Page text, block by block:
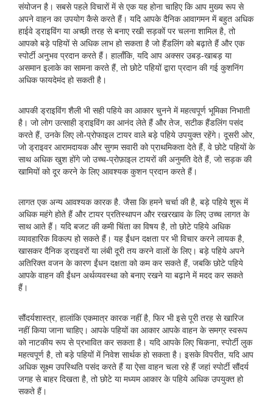
संयोजन है। सबसे पहले विचारों में से एक यह होना चाहिए कि आप मुख्य रूप से
अपने वाहन का उपयोग कैसे करते हैं। यदि आपके दैनिक आवागमन में बहुत अधिक
हाईवे ड्राइविंग या अच्छी तरह से बनाए रखी सड़कों पर चलना शामिल है, तो
आपको बड़े पहियों से अधिक लाभ हो सकता है जो हैंडलिंग को बढ़ाते हैं और एक
स्पोर्टी अनुभव प्रदान करते हैं। हालाँकि, यदि आप अक्सर उबड़-खाबड़ या
असमान इलाके का सामना करते हैं, तो छोटे पहियों द्वारा प्रदान की गई कुशनिंग
अधिक फायदेमंद हो सकती है।
आपकी ड्राइविंग शैली भी सही पहिये का आकार चुनने में महत्वपूर्ण भूमिका निभाती
है। जो लोग उत्साही ड्राइविंग का आनंद लेते हैं और तेज, सटीक हैंडलिंग पसंद
करते हैं, उनके लिए लो-प्रोफाइल टायर वाले बड़े पहिये उपयुक्त रहेंगे। दूसरी ओर,
जो ड्राइवर आरामदायक और सुगम सवारी को प्राथमिकता देते हैं, वे छोटे पहियों के
साथ अधिक खुश होंगे जो उच्च-प्रोफ़ाइल टायरों की अनुमति देते हैं, जो सड़क की
खामियों को दूर करने के लिए आवश्यक कुशन प्रदान करते हैं।
लागत एक अन्य आवश्यक कारक है. जैसा कि हमने चर्चा की है, बड़े पहिये शुरू में
अधिक महंगे होते हैं और टायर प्रतिस्थापन और रखरखाव के लिए उच्च लागत के
साथ आते हैं। यदि बजट की कमी चिंता का विषय है, तो छोटे पहिये अधिक
व्यावहारिक विकल्प हो सकते हैं। यह ईंधन दक्षता पर भी विचार करने लायक है,
खासकर दैनिक ड्राइवरों या लंबी दूरी तय करने वालों के लिए। बड़े पहिये अपने
अतिरिक्त वजन के कारण ईंधन दक्षता को कम कर सकते हैं, जबकि छोटे पहिये
आपके वाहन की ईंधन अर्थव्यवस्था को बनाए रखने या बढ़ाने में मदद कर सकते
हैं।
सौंदर्यशास्त्र, हालांकि एकमात्र कारक नहीं है, फिर भी इसे पूरी तरह से खारिज
नहीं किया जाना चाहिए। आपके पहियों का आकार आपके वाहन के समग्र स्वरूप
को नाटकीय रूप से प्रभावित कर सकता है। यदि आपके लिए चिकना, स्पोर्टी लुक
महत्वपूर्ण है, तो बड़े पहियों में निवेश सार्थक हो सकता है। इसके विपरीत, यदि आप
अधिक सूक्ष्म उपस्थिति पसंद करते हैं या ऐसा वाहन चला रहे हैं जहां स्पोर्टी सौंदर्य
जगह से बाहर दिखता है, तो छोटे या मध्यम आकार के पहिये अधिक उपयुक्त हो
सकते हैं।